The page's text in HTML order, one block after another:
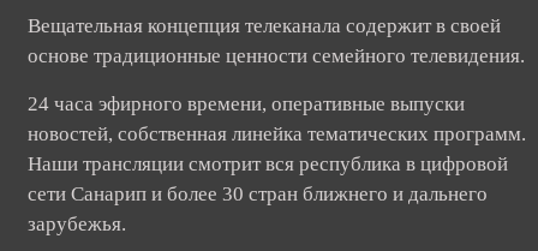
Вещательная концепция телеканала содержит в своей
основе традиционные ценности семейного телевидения.
24 часа эфирного времени, оперативные выпуски
новостей, собственная линейка тематических программ.
Наши трансляции смотрит вся республика в цифровой
сети Санарип и более 30 стран ближнего и дальнего
зарубежья.